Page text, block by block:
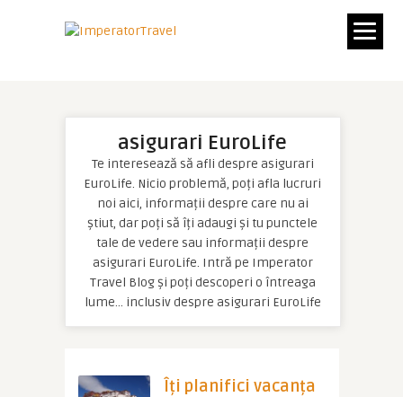
asigurari EuroLife
Te interesează să afli despre asigurari
EuroLife. Nicio problemă, poți afla lucruri
noi aici, informații despre care nu ai
știut, dar poți să îți adaugi și tu punctele
tale de vedere sau informații despre
asigurari EuroLife. Intră pe Imperator
Travel Blog și poți descoperi o întreaga
lume… inclusiv despre asigurari EuroLife
Îți planifici vacanța